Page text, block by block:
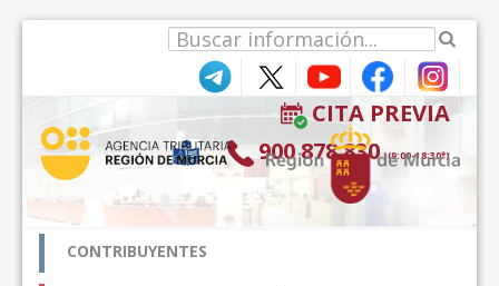
CITA PREVIA
900 878 830 (9:00-18:30*)
CONTRIBUYENTES